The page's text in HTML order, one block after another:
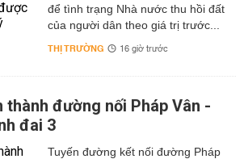
để tình trạng Nhà nước thu hồi đất
của người dân theo giá trị trước...
THỊ TRƯỜNG 16 giờ trước
thành đường nối Pháp Vân -
đai 3
Tuyến đường kết nối đường Pháp